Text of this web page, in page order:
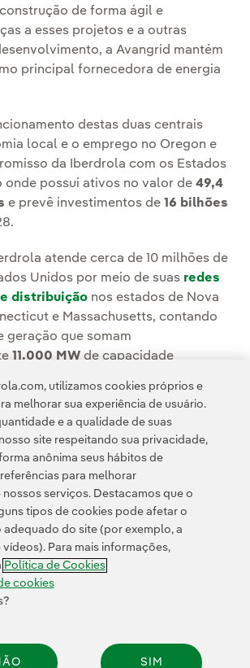
de forma ágil e
a esses projetos e a outras
a Avangrid mantém
principal fornecedora de energia
destas duas centrais
local e o emprego no Oregon e
da Iberdrola com os Estados
onde possui ativos no valor de 49,4
e prevê investimentos de 16 bilhões
atende cerca de 10 milhões de
Unidos por meio de suas redes
distribuição nos estados de Nova
e Massachusetts, contando
geração que somam
11.000 MW de capacidade
Política de Privacidade Informação legal
IA Política de cookies Configuração de cookies
Canal de denúncias
2026 Iberdrola, S.A. Todos os direitos reservados.
utilizamos cookies próprios e
melhorar sua experiência de usuário.
e a qualidade de suas
site respeitando sua privacidade,
anônima seus hábitos de
para melhorar
serviços. Destacamos que o
tipos de cookies pode afetar o
do site (por exemplo, a
Para mais informações,
Política de Cookies
cookies
SIM